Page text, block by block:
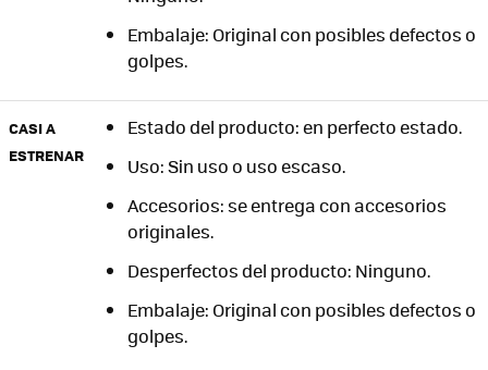
Embalaje: Original con posibles defectos o
golpes.
CASI A
ESTRENAR
Estado del producto: en perfecto estado.
Uso: Sin uso o uso escaso.
Accesorios: se entrega con accesorios
originales.
Desperfectos del producto: Ninguno.
Embalaje: Original con posibles defectos o
golpes.